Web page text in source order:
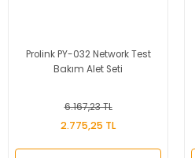
Prolink PY-032 Network Test
Bakım Alet Seti
6.167,23 TL
2.775,25 TL